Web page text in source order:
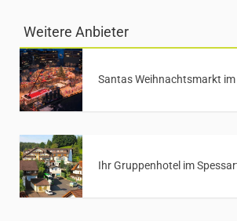
Weitere Anbieter
Santas Weihnachtsmarkt
Ihr Gruppenhotel im